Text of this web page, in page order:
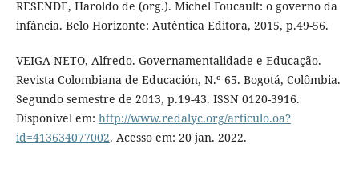
RESENDE, Haroldo de (org.). Michel Foucault: o governo da
infância. Belo Horizonte: Autêntica Editora, 2015, p.49-56.
VEIGA-NETO, Alfredo. Governamentalidade e Educação.
Revista Colombiana de Educación, N.º 65. Bogotá, Colômbia.
Segundo semestre de 2013, p.19-43. ISSN 0120-3916.
Disponível em: http://www.redalyc.org/articulo.oa?
id=413634077002. Acesso em: 20 jan. 2022.